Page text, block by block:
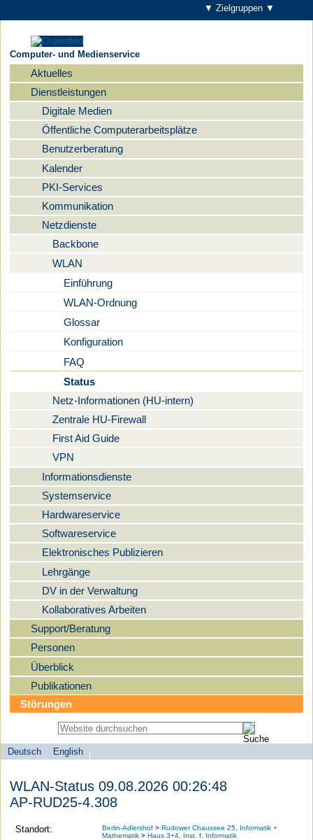
▼ Zielgruppen ▼
Computer- und Medienservice
Navigation
Aktuelles
Dienstleistungen
Digitale Medien
Öffentliche Computerarbeitsplätze
Benutzerberatung
Kalender
PKI-Services
Kommunikation
Netzdienste
Backbone
WLAN
Einführung
WLAN-Ordnung
Glossar
Konfiguration
FAQ
Status
Netz-Informationen (HU-intern)
Zentrale HU-Firewall
First Aid Guide
VPN
Informationsdienste
Systemservice
Hardwareservice
Softwareservice
Elektronisches Publizieren
Lehrgänge
DV in der Verwaltung
Kollaboratives Arbeiten
Support/Beratung
Personen
Überblick
Publikationen
Störungen
Sprachauswahl
Deutsch
English
search-menu
Universität
zu
Berlin
WLAN-Status 09.08.2026 00:26:48
AP-RUD25-4.308
Standort: Berlin-Adlershof >Rudower Chaussee 25, Informatik +
Mathematik >Haus 3+4, Inst. f. Informatik